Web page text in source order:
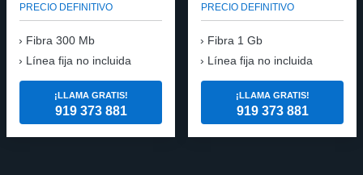
PRECIO DEFINITIVO
Fibra 300 Mb
Línea fija no incluida
¡LLAMA GRATIS!
919 373 881
PRECIO DEFINITIVO
Fibra 1 Gb
Línea fija no incluida
¡LLAMA GRATIS!
919 373 881